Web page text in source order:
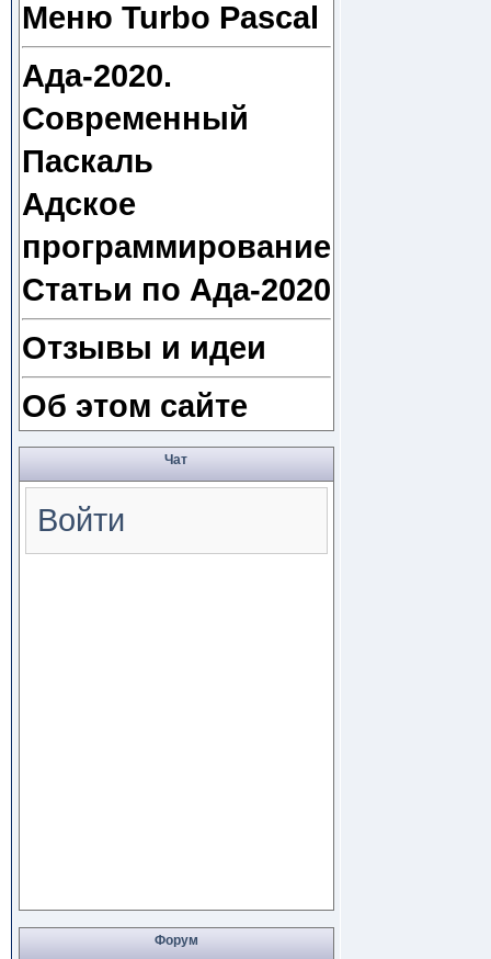
Меню Turbo Pascal
Ада-2020.
Современный
Паскаль
Адское
программирование
Статьи по Ада-2020
Отзывы и идеи
Об этом сайте
Чат
Войти
Форум